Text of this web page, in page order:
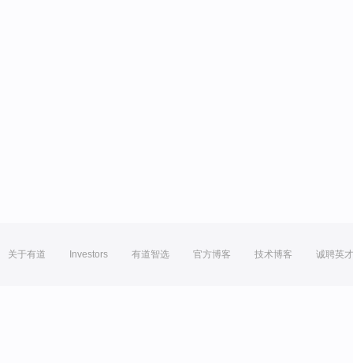
关于有道 Investors 有道智选 官方博客 技术博客 诚聘英才